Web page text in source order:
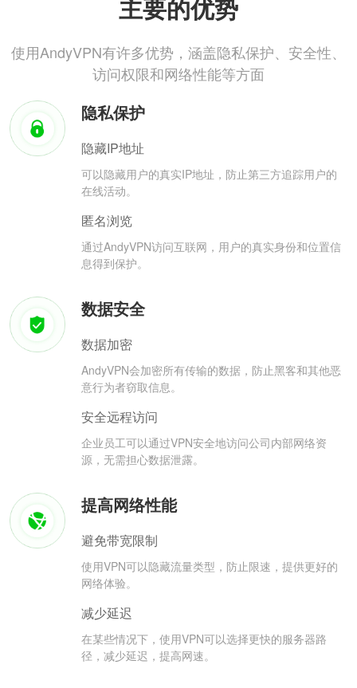
主要的优势
使用AndyVPN有许多优势，涵盖隐私保护、安全性、
访问权限和网络性能等方面
隐私保护
隐藏IP地址
可以隐藏用户的真实IP地址，防止第三方追踪用户的
在线活动。
匿名浏览
通过AndyVPN访问互联网，用户的真实身份和位置信
息得到保护。
数据安全
数据加密
AndyVPN会加密所有传输的数据，防止黑客和其他恶
意行为者窃取信息。
安全远程访问
企业员工可以通过VPN安全地访问公司内部网络资
源，无需担心数据泄露。
提高网络性能
避免带宽限制
使用VPN可以隐藏流量类型，防止限速，提供更好的
网络体验。
减少延迟
在某些情况下，使用VPN可以选择更快的服务器路
径，减少延迟，提高网速。